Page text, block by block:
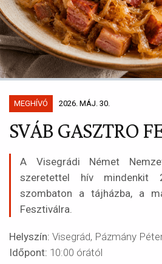
MEGHÍVÓ 2026. MÁJ. 30.
SVÁB GASZTRO
A Visegrádi Német
szeretettel hív mindenkit
szombaton a tájházba, a
Fesztiválra.
Helyszín: Visegrád, Pázmány
Időpont: 10:00 órától